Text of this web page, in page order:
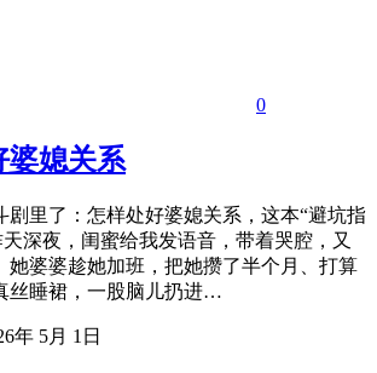
0
婆媳关系
剧里了：怎样处好婆媳关系，这本“避坑指
深夜，闺蜜给我发语音，带着哭腔，又
她婆婆趁她加班，把她攒了半个月、打算
丝睡裙，一股脑儿扔进…
年 5月 1日